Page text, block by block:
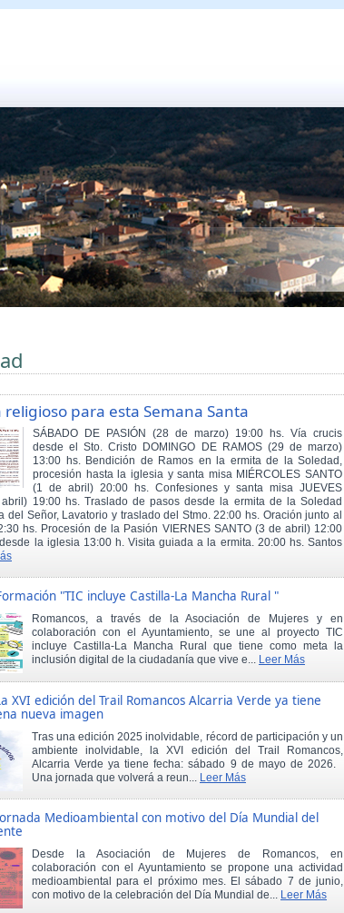
para esta Semana Santa
SÁBADO DE PASIÓN (28 de marzo) 19:00 hs. Vía crucis
desde el Sto. Cristo DOMINGO DE RAMOS (29 de marzo)
13:00 hs. Bendición de Ramos en la ermita de la Soledad,
procesión hasta la iglesia y santa misa MIÉRCOLES SANTO
(1 de abril) 20:00 hs. Confesiones y santa misa JUEVES
19:00 hs. Traslado de pasos desde la ermita de la Soledad
del Señor, Lavatorio y traslado del Stmo. 22:00 hs. Oración junto al
hs. Procesión de la Pasión VIERNES SANTO (3 de abril) 12:00
la iglesia 13:00 h. Visita guiada a la ermita. 20:00 hs. Santos
"TIC incluye Castilla-La Mancha Rural "
Romancos, a través de la Asociación de Mujeres y en
colaboración con el Ayuntamiento, se une al proyecto TIC
incluye Castilla-La Mancha Rural que tiene como meta la
inclusión digital de la ciudadanía que vive e... Leer Más
XVI edición del Trail Romancos Alcarria Verde ya tiene
nueva imagen
Tras una edición 2025 inolvidable, récord de participación y un
ambiente inolvidable, la XVI edición del Trail Romancos,
Alcarria Verde ya tiene fecha: sábado 9 de mayo de 2026.
Una jornada que volverá a reun... Leer Más
Medioambiental con motivo del Día Mundial del
Desde la Asociación de Mujeres de Romancos, en
colaboración con el Ayuntamiento se propone una actividad
medioambiental para el próximo mes. El sábado 7 de junio,
con motivo de la celebración del Día Mundial de... Leer Más